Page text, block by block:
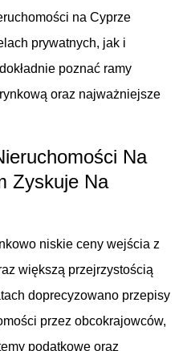
na Cyprze
prywatnych, jak i
poznać ramy
oraz najważniejsze
Na
Zyskuje Na
niskie ceny wejścia z
większą przejrzystością
doprecyzowano przepisy
przez obcokrajowców,
podatkowe oraz